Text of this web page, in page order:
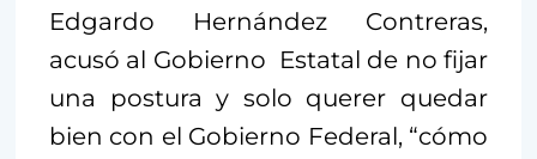
Edgardo Hernández Contreras,
acusó al Gobierno Estatal de no fijar
una postura y solo querer quedar
bien con el Gobierno Federal, “cómo